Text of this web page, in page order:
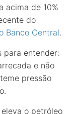
acima de 10%
do
Banco Central.
para entender:
e não
pressão
o petróleo